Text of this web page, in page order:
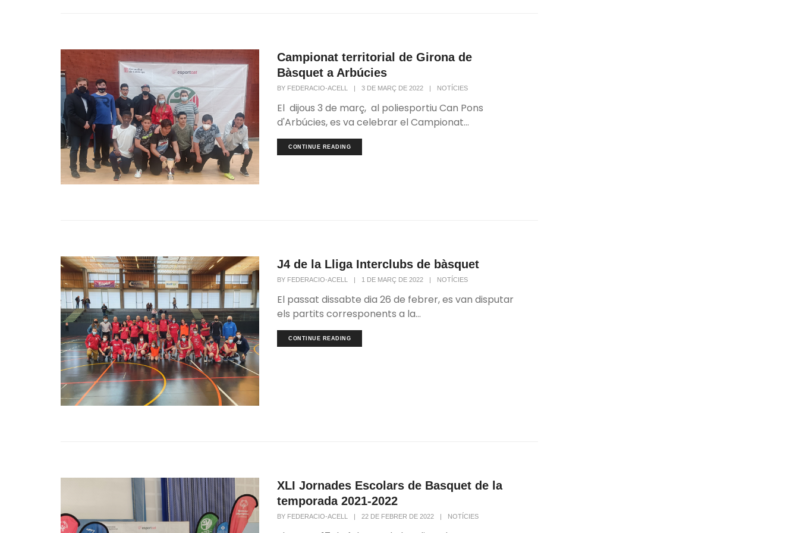
Campionat territorial de Girona de
Bàsquet a Arbúcies
BY FEDERACIO-ACELL 3 DE MARÇ DE 2022 NOTÍCIES
El dijous 3 de març, al poliesportiu Can Pons
d'Arbúcies, es va celebrar el Campionat...
CONTINUE READING
J4 de la Lliga Interclubs de bàsquet
BY FEDERACIO-ACELL 1 DE MARÇ DE 2022 NOTÍCIES
El passat dissabte dia 26 de febrer, es van disputar
els partits corresponents a la...
CONTINUE READING
XLI Jornades Escolars de Basquet de la
temporada 2021-2022
BY FEDERACIO-ACELL 22 DE FEBRER DE 2022 NOTÍCIES